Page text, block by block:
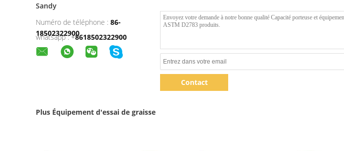
Sandy
Numéro de téléphone : 86-
18502322900
whatsapp :+8618502322900
Contact
Plus Équipement d'essai de graisse